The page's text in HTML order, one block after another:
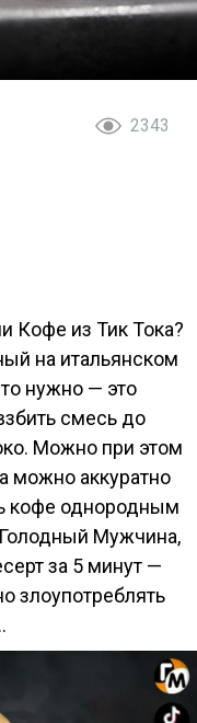
2343
Кофе из Тик Тока?
на итальянском
нужно — это
смесь до
Можно при этом
можно аккуратно
кофе однородным
Мужчина,
за 5 минут —
злоупотреблять